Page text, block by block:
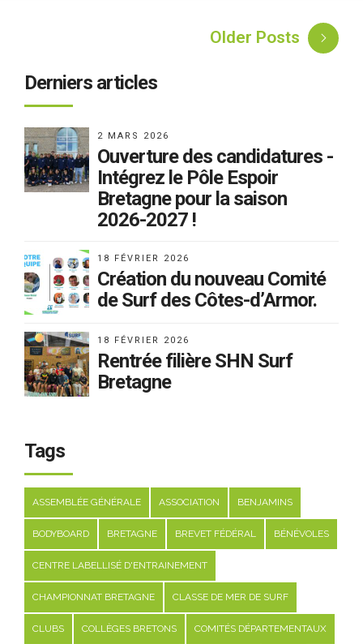
Older Posts
Derniers articles
2 MARS 2026
Ouverture des candidatures -
Intégrez le Pôle Espoir
Bretagne pour la saison
2026-2027 !
18 FÉVRIER 2026
Création du nouveau Comité
de Surf des Côtes-d’Armor.
18 FÉVRIER 2026
Rentrée filière SHN Surf
Bretagne
Tags
ASSEMBLÉE GÉNÉRALE ASSOCIATION BENJAMINS
BODYBOARD BRETAGNE BREVET FÉDÉRAL BÉNÉVOLES
CENTRE LABELLISÉ D'ENTRAINEMENT
CHAMPIONNAT BRETAGNE CLASSE DE MER DE SURF
CLUBS COLLÈGES BRETONS COMITÉS DÉPARTEMENTAUX